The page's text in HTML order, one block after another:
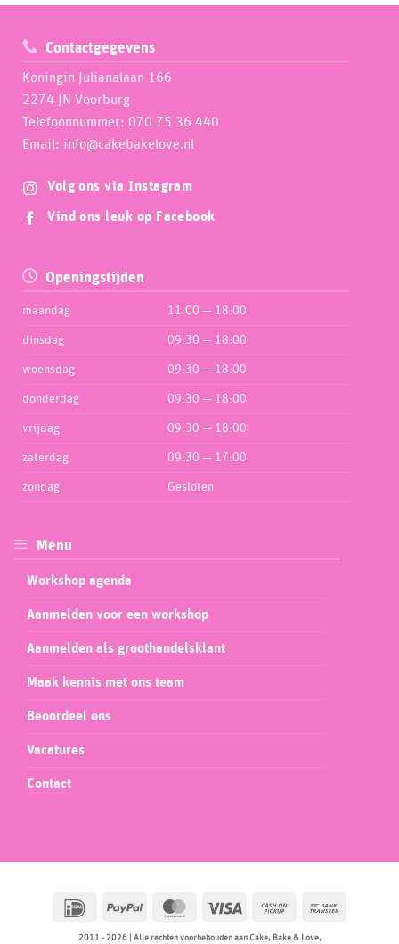
Contactgegevens
Koningin Julianalaan 166
2274 JN Voorburg
Telefoonnummer: 070 75 36 440
Email: info@cakebakelove.nl
Volg ons via Instagram
Vind ons leuk op Facebook
Openingstijden
maandag 11:00 — 18:00
dinsdag 09:30 — 18:00
woensdag 09:30 — 18:00
donderdag 09:30 — 18:00
vrijdag 09:30 — 18:00
zaterdag 09:30 — 17:00
zondag Gesloten
Menu
Workshop agenda
Aanmelden voor een workshop
Aanmelden als groothandelsklant
Maak kennis met ons team
Beoordeel ons
Vacatures
Contact
IDeal PayPal MasterCardVisa
Cash
2011 - 2026 | Alle rechten voorbehouden aan Cake, Bake & Love,